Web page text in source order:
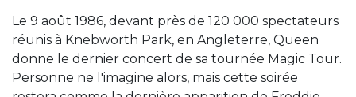
Le 9 août 1986, devant près de 120 000 spectateurs
réunis à Knebworth Park, en Angleterre, Queen
donne le dernier concert de sa tournée Magic Tour.
Personne ne l'imagine alors, mais cette soirée